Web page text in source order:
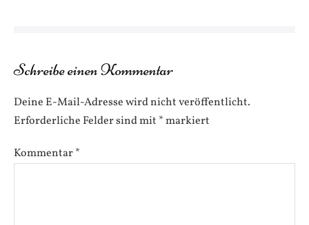
Schreibe einen Kommentar
Deine E-Mail-Adresse wird nicht veröffentlicht.
Erforderliche Felder sind mit *markiert
Kommentar*